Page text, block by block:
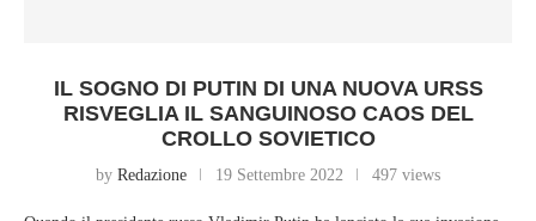
IL SOGNO DI PUTIN DI UNA NUOVA URSS
RISVEGLIA IL SANGUINOSO CAOS DEL
CROLLO SOVIETICO
by Redazione 19 Settembre 2022 497 views